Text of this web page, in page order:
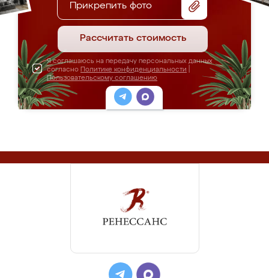
Прикрепить фото
Рассчитать стоимость
Я соглашаюсь на передачу персональных данных
согласно Политике конфиденциальности
Пользовательскому соглашению